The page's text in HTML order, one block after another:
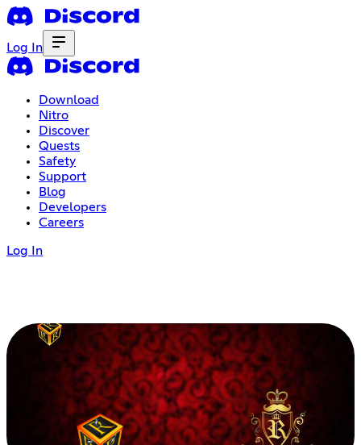
Log In
Download
Nitro
Discover
Quests
Safety
Support
Blog
Developers
Careers
Log In